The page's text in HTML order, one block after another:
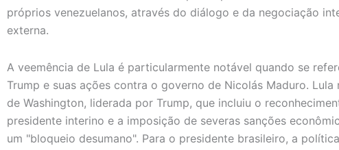
próprios venezuelanos, através do diálogo e da negociação
externa.
A veemência de Lula é particularmente notável quando se
Trump e suas ações contra o governo de Nicolás Maduro.
de Washington, liderada por Trump, que incluiu o
presidente interino e a imposição de severas sanções
um "bloqueio desumano". Para o presidente brasileiro, a